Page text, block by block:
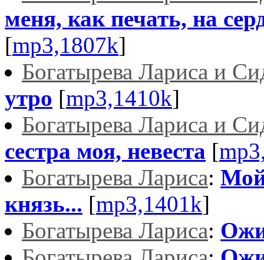
меня, как печать, на
[mp3,1807k]
Богатырева Лариса и
утро [mp3,1410k]
Богатырева Лариса и
сестра моя, невеста [
Богатырева Лариса:
князь... [mp3,1401k]
Богатырева Лариса: